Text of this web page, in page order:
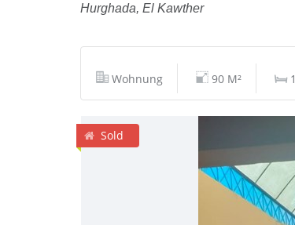
Hurghada, El Kawther
Wohnung 90 M² 1
Sold